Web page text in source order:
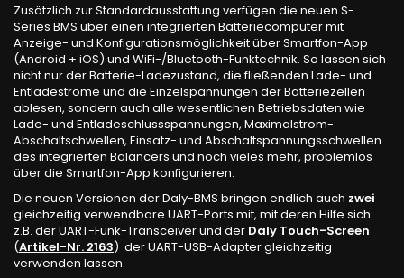
Zusätzlich zur Standardausstattung verfügen die neuen S-
Series BMS über einen integrierten Batteriecomputer mit
Anzeige- und Konfigurationsmöglichkeit über Smartfon-App
(Android + iOS) und WiFi-/Bluetooth-Funktechnik. So lassen sich
nicht nur der Batterie-Ladezustand, die fließenden Lade- und
Entladeströme und die Einzelspannungen der Batteriezellen
ablesen, sondern auch alle wesentlichen Betriebsdaten wie
Lade- und Entladeschlussspannungen, Maximalstrom-
Abschaltschwellen, Einsatz- und Abschaltspannungsschwellen
des integrierten Balancers und noch vieles mehr, problemlos
über die Smartfon-App konfigurieren.
Die neuen Versionen der Daly-BMS bringen endlich auch zwei
gleichzeitig verwendbare UART-Ports mit, mit deren Hilfe sich
z.B. der UART-Funk-Transceiver und der Daly Touch-Screen
(Artikel-Nr. 2163) der UART-USB-Adapter gleichzeitig
verwenden lassen.